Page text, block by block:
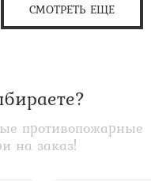
СМОТРЕТЬ ЕЩЕ
противопожарные
на заказ!